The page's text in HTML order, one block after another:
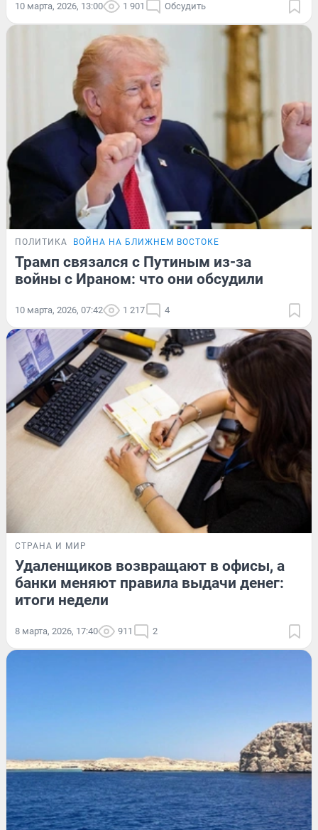
10 марта, 2026, 13:00 1 901 Обсудить
ПОЛИТИКА ВОЙНА НА БЛИЖНЕМ ВОСТОКЕ
Трамп связался с Путиным из-за
войны с Ираном: что они обсудили
10 марта, 2026, 07:42 1 217 4
СТРАНА И МИР
Удаленщиков возвращают в офисы, а
банки меняют правила выдачи денег:
итоги недели
8 марта, 2026, 17:40 911 2